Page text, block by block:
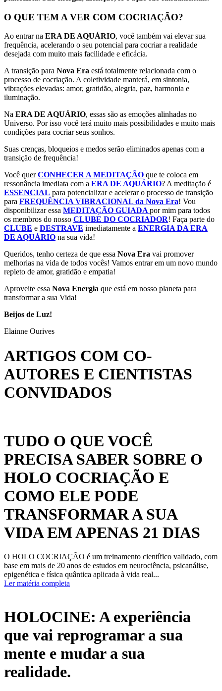
O QUE TEM A VER COM COCRIAÇÃO?
Ao entrar na ERA DE AQUÁRIO, você também vai elevar sua
frequência, acelerando o seu potencial para cocriar a realidade
desejada com muito mais facilidade e eficácia.
A transição para Nova Era está totalmente relacionada com o
processo de cocriação. A coletividade manterá, em sintonia,
vibrações elevadas: amor, gratidão, alegria, paz, harmonia e
iluminação.
Na ERA DE AQUÁRIO, essas são as emoções alinhadas no
Universo. Por isso você terá muito mais possibilidades e muito mais
condições para cocriar seus sonhos.
Suas crenças, bloqueios e medos serão eliminados apenas com a
transição de frequência!
Você querCONHECER A MEDITAÇÃO que te coloca em
ressonância imediata com a ERA DE AQUÁRIO? A meditação é
ESSENCIAL para potencializar e acelerar o processo de transição
para FREQUÊNCIA VIBRACIONAL da Nova Era! Vou
disponibilizar essa MEDITAÇÃO GUIADA por mim para todos
os membros do nosso CLUBE DO COCRIADOR! Faça parte do
CLUBE e DESTRAVE imediatamente a ENERGIA DA ERA
DE AQUÁRIO na sua vida!
Queridos, tenho certeza de que essa Nova Era vai promover
melhorias na vida de todos vocês! Vamos entrar em um novo mundo
repleto de amor, gratidão e empatia!
Aproveite essa Nova Energia que está em nosso planeta para
transformar a sua Vida!
Beijos de Luz!
Elainne Ourives
ARTIGOS COM CO-
AUTORES E CIENTISTAS
CONVIDADOS
TUDO O QUE VOCÊ
PRECISA SABER SOBRE O
HOLO COCRIAÇÃO E
COMO ELE PODE
TRANSFORMAR A SUA
VIDA EM APENAS 21 DIAS
O HOLO COCRIAÇÃO é um treinamento científico validado, com
base em mais de 20 anos de estudos em neurociência, psicanálise,
epigenética e física quântica aplicada à vida real...
Ler matéria completa
HOLOCINE: A experiência
que vai reprogramar a sua
mente e mudar a sua
realidade.